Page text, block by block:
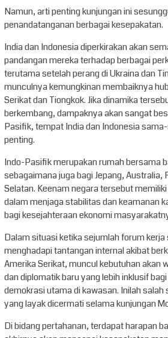
Namun, arti penting kunjungan ini
penandatanganan berbagai kesepakatan.
India dan Indonesia diperkirakan akan
pandangan mereka terhadap berbagai
terutama setelah perang di Ukraina dan
munculnya kemungkinan membaiknya
Serikat dan Tiongkok. Jika dinamika
berkembang, dampaknya akan sangat
Pasifik, tempat India dan Indonesia
penting.
Indo-Pasifik merupakan rumah bersama
sebagaimana juga bagi Jepang, Australia,
Selatan. Keenam negara tersebut
dalam menjaga stabilitas dan keamanan
bagi kesejahteraan ekonomi
Dalam situasi ketika sejumlah forum
menghadapi tantangan internal akibat
Amerika Serikat, muncul kebutuhan akan
dan diplomatik baru yang lebih inklusif
demokrasi utama di kawasan. Inilah
yang layak dicermati selama kunjungan
Di bidang pertahanan, terdapat harapan